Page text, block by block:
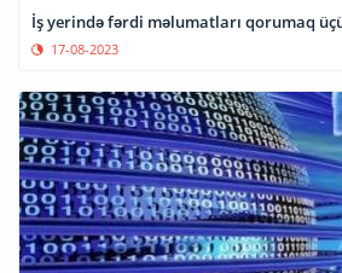
İş yerində fərdi məlumatları qorumaq
17-08-2023